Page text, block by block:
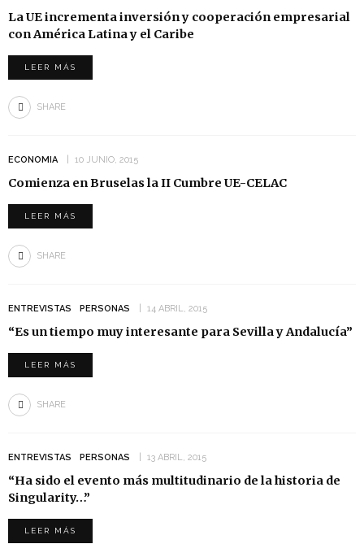
La UE incrementa inversión y cooperación empresarial
con América Latina y el Caribe
LEER MÁS
SHARE
ECONOMIA 10 JUNIO, 2015
Comienza en Bruselas la II Cumbre UE-CELAC
LEER MÁS
SHARE
ENTREVISTAS PERSONAS 14 ABRIL, 2015
“Es un tiempo muy interesante para Sevilla y Andalucía”
LEER MÁS
SHARE
ENTREVISTAS PERSONAS 13 ABRIL, 2015
“Ha sido el evento más multitudinario de la historia de
Singularity…”
LEER MÁS